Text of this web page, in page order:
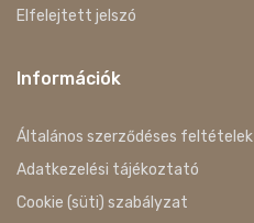
Elfelejtett jelszó
Információk
Általános szerződéses feltételek
Adatkezelési tájékoztató
Cookie (süti) szabályzat